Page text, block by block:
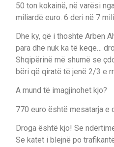
50 ton kokainë, në varësi
miliardë euro. 6 deri në 7
Dhe ky, që i thoshte Arben
para dhe nuk ka të keqe…
Shqipërinë më shumë se
bëri që qiratë të jenë 2/3 e
A mund të imagjinohet kjo?
770 euro është mesatarja e
Droga është kjo! Se
Se katet i blejnë po